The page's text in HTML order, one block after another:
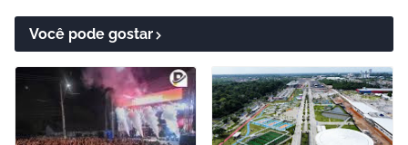
Você pode gostar